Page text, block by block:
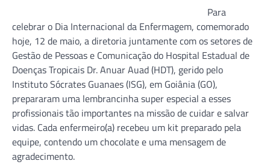
Para
celebrar o Dia Internacional da Enfermagem, comemorado
hoje, 12 de maio, a diretoria juntamente com os setores de
Gestão de Pessoas e Comunicação do Hospital Estadual de
Doenças Tropicais Dr. Anuar Auad (HDT), gerido pelo
Instituto Sócrates Guanaes (ISG), em Goiânia (GO),
prepararam uma lembrancinha super especial a esses
profissionais tão importantes na missão de cuidar e salvar
vidas. Cada enfermeiro(a) recebeu um kit preparado pela
equipe, contendo um chocolate e uma mensagem de
agradecimento.